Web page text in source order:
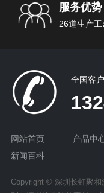
服务优势
26道生产
全国客
网站首页 产品中
新闻百科
Copyright © 深圳长虹聚